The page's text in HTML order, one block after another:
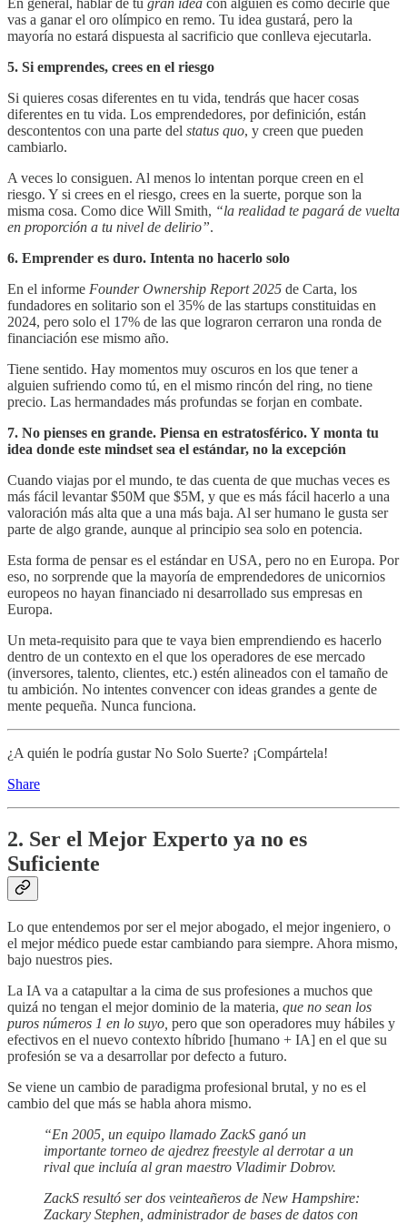
En general, hablar de tu gran idea con alguien es como decirle que
vas a ganar el oro olímpico en remo. Tu idea gustará, pero la
mayoría no estará dispuesta al sacrificio que conlleva ejecutarla.
5. Si emprendes, crees en el riesgo
Si quieres cosas diferentes en tu vida, tendrás que hacer cosas
diferentes en tu vida. Los emprendedores, por definición, están
descontentos con una parte del status quo, y creen que pueden
cambiarlo.
A veces lo consiguen. Al menos lo intentan porque creen en el
riesgo. Y si crees en el riesgo, crees en la suerte, porque son la
misma cosa. Como dice Will Smith, “la realidad te pagará de vuelta
en proporción a tu nivel de delirio”.
6. Emprender es duro. Intenta no hacerlo solo
En el informe Founder Ownership Report 2025 de Carta, los
fundadores en solitario son el 35% de las startups constituidas en
2024, pero solo el 17% de las que lograron cerraron una ronda de
financiación ese mismo año.
Tiene sentido. Hay momentos muy oscuros en los que tener a
alguien sufriendo como tú, en el mismo rincón del ring, no tiene
precio. Las hermandades más profundas se forjan en combate.
7. No pienses en grande. Piensa en estratosférico. Y monta tu
idea donde este mindset sea el estándar, no la excepción
Cuando viajas por el mundo, te das cuenta de que muchas veces es
más fácil levantar $50M que $5M, y que es más fácil hacerlo a una
valoración más alta que a una más baja. Al ser humano le gusta ser
parte de algo grande, aunque al principio sea solo en potencia.
Esta forma de pensar es el estándar en USA, pero no en Europa. Por
eso, no sorprende que la mayoría de emprendedores de unicornios
europeos no hayan financiado ni desarrollado sus empresas en
Europa.
Un meta-requisito para que te vaya bien emprendiendo es hacerlo
dentro de un contexto en el que los operadores de ese mercado
(inversores, talento, clientes, etc.) estén alineados con el tamaño de
tu ambición. No intentes convencer con ideas grandes a gente de
mente pequeña. Nunca funciona.
¿A quién le podría gustar No Solo Suerte? ¡Compártela!
Share
2. Ser el Mejor Experto ya no es
Suficiente
Lo que entendemos por ser el mejor abogado, el mejor ingeniero, o
el mejor médico puede estar cambiando para siempre. Ahora mismo,
bajo nuestros pies.
La IA va a catapultar a la cima de sus profesiones a muchos que
quizá no tengan el mejor dominio de la materia, que no sean los
puros números 1 en lo suyo, pero que son operadores muy hábiles y
efectivos en el nuevo contexto híbrido [humano + IA] en el que su
profesión se va a desarrollar por defecto a futuro.
Se viene un cambio de paradigma profesional brutal, y no es el
cambio del que más se habla ahora mismo.
“En 2005, un equipo llamado ZackS ganó un
importante torneo de ajedrez freestyle al derrotar a un
rival que incluía al gran maestro Vladimir Dobrov.
ZackS resultó ser dos veinteañeros de New Hampshire:
Zackary Stephen, administrador de bases de datos con